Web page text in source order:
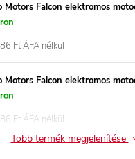
Motors Falcon elektromos
Ft ÁFA nélkül
Motors Falcon elektromos
Ft ÁFA nélkül
Több termék megjelenítése